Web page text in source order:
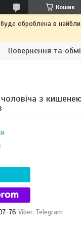
Кошик
оброблена в
Повернення та
з
76 Viber, Telegram